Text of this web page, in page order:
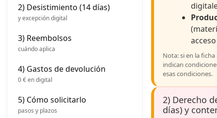
2) Desistimiento (14 días)
y excepción digital
3) Reembolsos
cuándo aplica
4) Gastos de devolución
0 € en digital
5) Cómo solicitarlo
pasos y plazos
Nota: si en la
indican
esas condiciones.
2) Derecho
días) y